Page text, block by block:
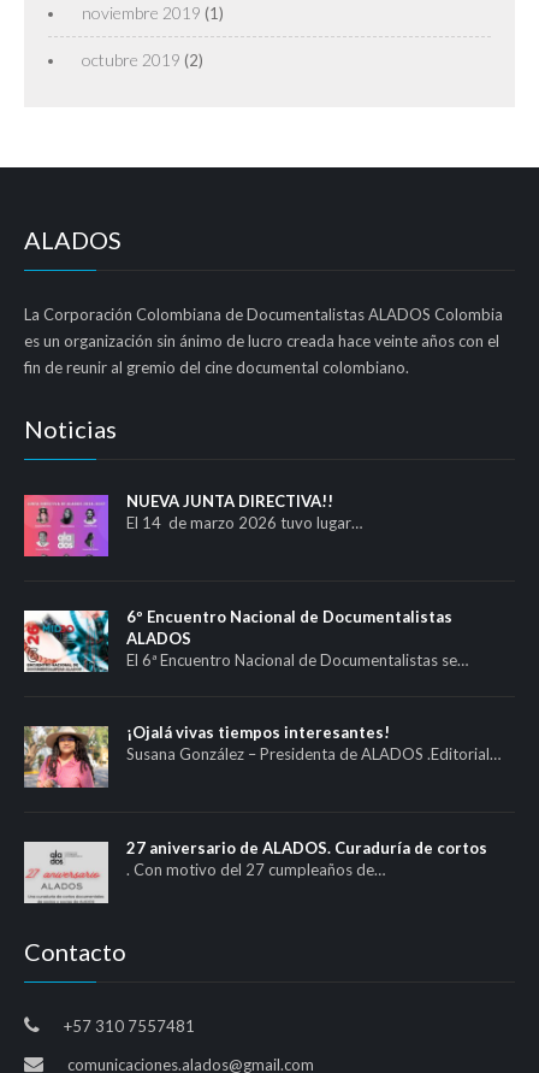
noviembre 2019 (1)
octubre 2019 (2)
ALADOS
La Corporación Colombiana de Documentalistas ALADOS Colombia
es un organización sin ánimo de lucro creada hace veinte años con el
fin de reunir al gremio del cine documental colombiano.
Noticias
NUEVA JUNTA DIRECTIVA!!
El 14 de marzo 2026 tuvo lugar…
6º Encuentro Nacional de Documentalistas
ALADOS
El 6ª Encuentro Nacional de Documentalistas se…
¡Ojalá vivas tiempos interesantes!
Susana González – Presidenta de ALADOS .Editorial…
27 aniversario de ALADOS. Curaduría de cortos
. Con motivo del 27 cumpleaños de…
Contacto
+57 310 7557481
comunicaciones.alados@gmail.com